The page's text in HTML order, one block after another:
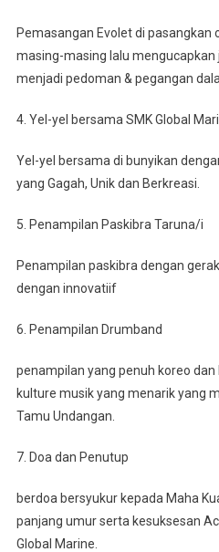
Pemasangan Evolet di pasangkan
masing-masing lalu mengucapkan
menjadi pedoman & pegangan
4. Yel-yel bersama SMK Global
Yel-yel bersama di bunyikan
yang Gagah, Unik dan Berkreasi.
5. Penampilan Paskibra Taruna/i
Penampilan paskibra dengan
dengan innovatiif
6. Penampilan Drumband
penampilan yang penuh koreo
kulture musik yang menarik yang
Tamu Undangan.
7. Doa dan Penutup
berdoa bersyukur kepada Maha
panjang umur serta kesuksesan
Global Marine.